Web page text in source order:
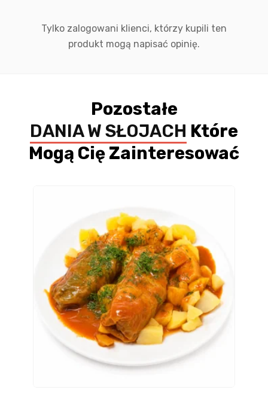
Tylko zalogowani klienci, którzy kupili ten
produkt mogą napisać opinię.
Pozostałe
DANIA W SŁOJACH Które
Mogą Cię Zainteresować